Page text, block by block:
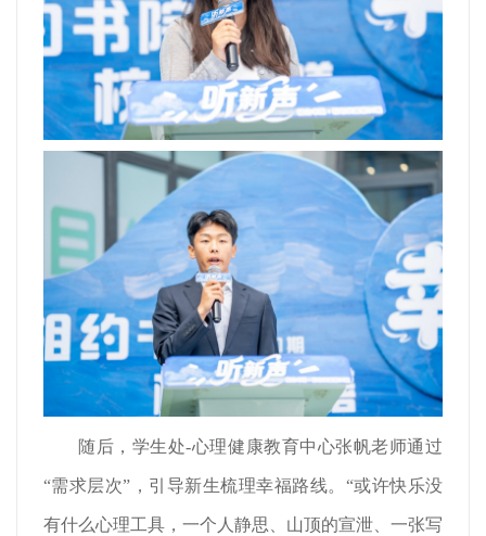
随后，学生处-心理健康教育中心张帆老师通过
“需求层次”，引导新生梳理幸福路线。“或许快乐没
有什么心理工具，一个人静思、山顶的宣泄、一张写